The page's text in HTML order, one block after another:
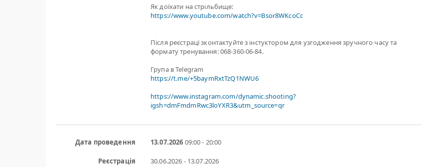
Як доїхати на стрільбище:
https://www.youtube.com/watch?v=Bsor8WKcoCc
Після реєстрацї зконтактуйте з інстуктором для узгодження зручного часу та
формату тренування: 068-360-06-84.
Група в Telegram
https://t.me/+5baymRxtTzQ1NWU6
https://www.instagram.com/dynamic.shooting?
igsh=dmFmdmRwc3loYXR3&utm_source=qr
Дата проведення 13.07.2026 09:00 - 20:00
Реєстрація 30.06.2026 - 13.07.2026